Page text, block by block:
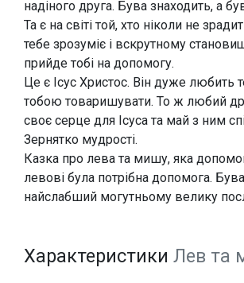
надіного друга. Бува знаходить, а
Та є на світі той, хто ніколи не
тебе зрозуміє і вскрутному
прийде тобі на допомогу.
Це є Ісус Христос. Він дуже любить
тобою товаришувати. То ж любий
своє серце для Ісуса та май з ним
Зернятко мудрості.
Казка про лева та мишу, яка
левові була потрібна допомога.
найслабший могутньому велику
Характеристики Лев та